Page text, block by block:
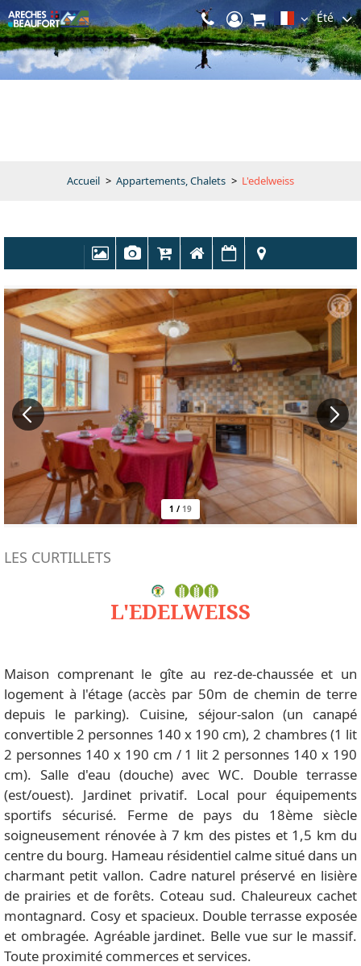
Été
Accueil > Appartements, Chalets > L'edelweiss
1 / 19
L'EDELWEISS
LES CURTILLETS
Maison comprenant le gîte au rez-de-chaussée et un
logement à l'étage (accès par 50m de chemin de terre
depuis le parking). Cuisine, séjour-salon (un canapé
convertible 2 personnes 140 x 190 cm), 2 chambres (1 lit
2 personnes 140 x 190 cm / 1 lit 2 personnes 140 x 190
cm). Salle d'eau (douche) avec WC. Double terrasse
(est/ouest). Jardinet privatif. Local pour équipements
sportifs sécurisé. Ferme de pays du 18ème siècle
soigneusement rénovée à 7 km des pistes et 1,5 km du
centre du bourg. Hameau résidentiel calme situé dans un
charmant petit vallon. Cadre naturel préservé en lisière
de prairies et de forêts. Coteau sud. Chaleureux cachet
montagnard. Cosy et spacieux. Double terrasse exposée
et ombragée. Agréable jardinet. Belle vue sur le massif.
Toute proximité commerces et services.